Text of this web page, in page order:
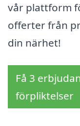
vår plattform
offerter från
din närhet!
Få 3
förpliktelser